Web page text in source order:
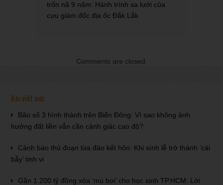
trốn nã 9 năm: Hành trình sa lưới của
cựu giám đốc địa ốc Đắk Lắk
Comments are closed.
Bài viết mới
Bão số 3 hình thành trên Biển Đông: Vì sao không ảnh
hưởng đất liền vẫn cần cảnh giác cao độ?
Cảnh báo thủ đoạn lừa đảo kết hôn: Khi sính lễ trở thành ‘cái
bẫy’ tinh vi
Gần 1.200 tỷ đồng xóa ‘mù bơi’ cho học sinh TP.HCM: Lời